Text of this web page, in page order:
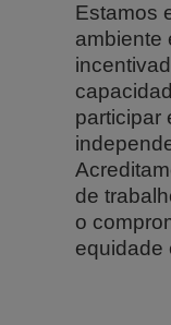
Estamos
ambiente
participar
de
o
equidade